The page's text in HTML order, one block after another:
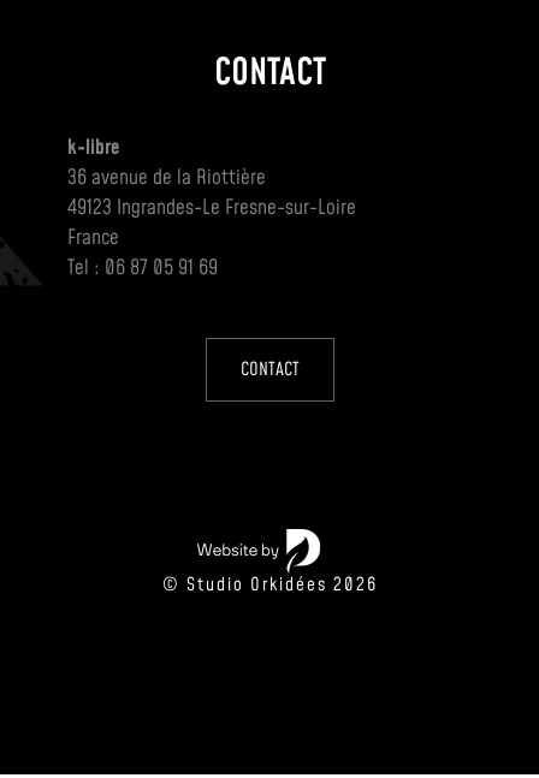
CONTACT
k-libre
36 avenue de la Riottière
49123 Ingrandes-Le Fresne-sur-Loire
France
Tel : 06 87 05 91 69
CONTACT
© Studio Orkidées 2026